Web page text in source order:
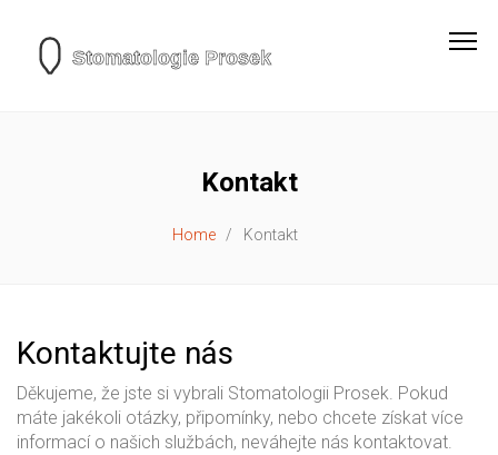
Kontakt
Home Kontakt
Kontaktujte nás
Děkujeme, že jste si vybrali Stomatologii Prosek. Pokud
máte jakékoli otázky, připomínky, nebo chcete získat více
informací o našich službách, neváhejte nás kontaktovat.